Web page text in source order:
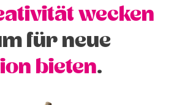
wecken
für neue
bieten.